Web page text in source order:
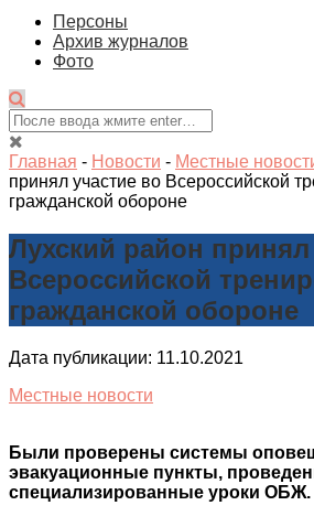
Персоны
Архив журналов
Фото
Главная - Новости - Местные
принял участие во Всероссийской
гражданской обороне
Лухский район принял
Всероссийской
гражданской обороне
Дата публикации: 11.10.2021
Местные новости
Были проверены системы
эвакуационные пункты,
специализированные уроки ОБЖ.